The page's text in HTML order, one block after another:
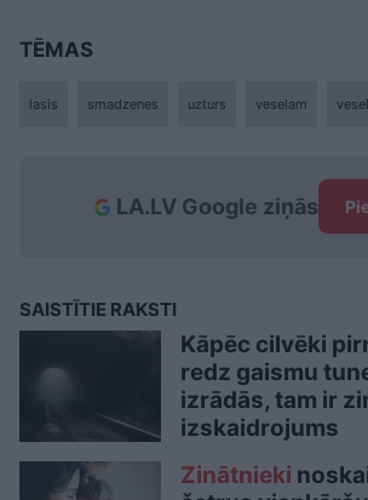
TĒMAS
lasis smadzenes uzturs veselam
LA.LV Google ziņās
SAISTĪTIE RAKSTI
Kāpēc cilvēki
redz gaismu
izrādās, tam ir
izskaidrojums
Zinātnieki